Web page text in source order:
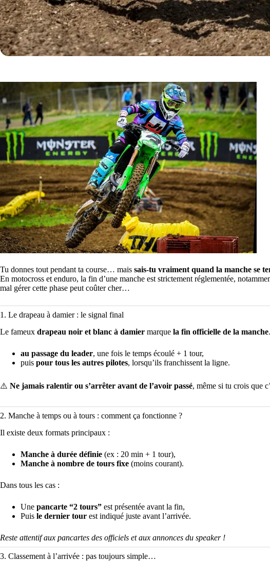
Tu donnes tout pendant ta course… mais sais-tu vraiment quand la manche se
En motocross et enduro, la fin d’une manche est strictement réglementée,
mal gérer cette phase peut coûter cher…
1. Le drapeau à damier : le signal final
Le fameux drapeau noir et blanc à damier marque la fin officielle de la manche
au passage du leader, une fois le temps écoulé + 1 tour,
puis pour tous les autres pilotes, lorsqu’ils franchissent la ligne.
⚠️ Ne jamais ralentir ou s’arrêter avant de l’avoir passé, même si tu crois que
2. Manche à temps ou à tours : comment ça fonctionne ?
Il existe deux formats principaux :
Manche à durée définie (ex : 20 min + 1 tour),
Manche à nombre de tours fixe (moins courant).
Dans tous les cas :
Une pancarte “2 tours” est présentée avant la fin,
Puis le dernier tour est indiqué juste avant l’arrivée.
Reste attentif aux pancartes des officiels et aux annonces du speaker !
3. Classement à l’arrivée : pas toujours simple…